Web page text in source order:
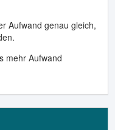
Aufwand genau gleich,
mehr Aufwand